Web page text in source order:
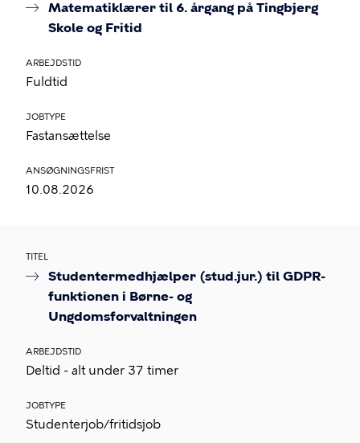
Matematiklærer til 6. årgang på Tingbjerg
Skole og Fritid
ARBEJDSTID
Fuldtid
JOBTYPE
Fastansættelse
ANSØGNINGSFRIST
10.08.2026
TITEL
Studentermedhjælper (stud.jur.) til GDPR-
funktionen i Børne- og
Ungdomsforvaltningen
ARBEJDSTID
Deltid - alt under 37 timer
JOBTYPE
Studenterjob/fritidsjob